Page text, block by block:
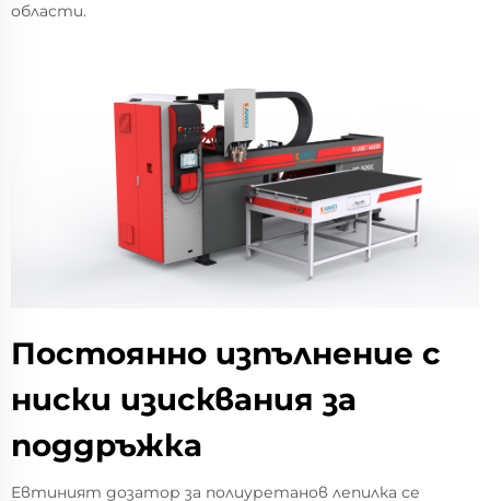
области.
Постоянно изпълнение с
ниски изисквания за
поддръжка
Евтиният дозатор за полиуретанов лепилка се